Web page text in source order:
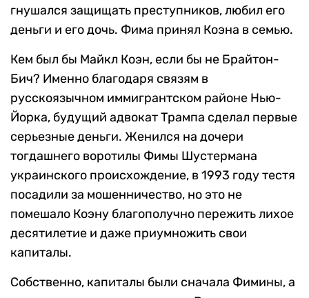
гнушался защищать преступников, любил его
деньги и его дочь. Фима принял Коэна в семью.
Кем был бы Майкл Коэн, если бы не Брайтон-
Бич? Именно благодаря связям в
русскоязычном иммигрантском районе Нью-
Йорка, будущий адвокат Трампа сделал первые
серьезные деньги. Женился на дочери
тогдашнего воротилы Фимы Шустермана
украинского происхождение, в 1993 году тестя
посадили за мошенничество, но это не
помешало Коэну благополучно пережить лихое
десятилетие и даже приумножить свои
капиталы.
Собственно, капиталы были сначала Фимины, а